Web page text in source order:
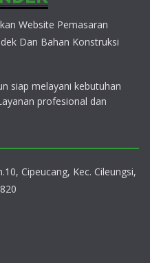
Website Pemasaran
Dan Bahan Konstruksi
siap melayani kebutuhan
profesional dan
Cipeucang, Kec. Cileungsi,